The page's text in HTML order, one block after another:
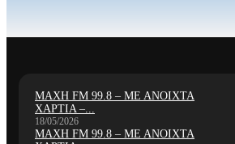
ΜΑΧΗ FM 99.8 – ΜΕ ΑΝΟΙΧΤΑ
ΧΑΡΤΙΑ –...
18/05/2026
ΜΑΧΗ FM 99.8 – ΜΕ ΑΝΟΙΧΤΑ